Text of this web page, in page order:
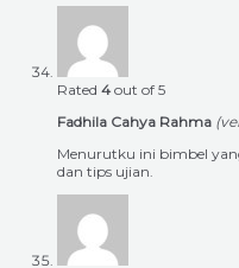
Rated 4 out of 5
Fadhila Cahya Rahma
Menurutku ini bimbel
dan tips ujian.